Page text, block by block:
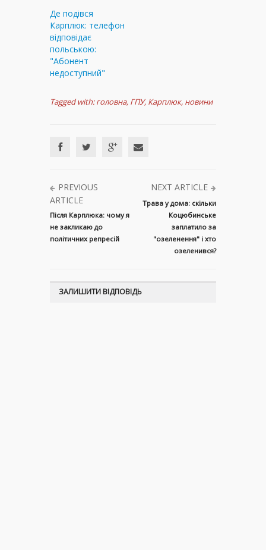
Де подівся
Карплюк: телефон
відповідає
польською:
"Абонент
недоступний"
Tagged with: головна, ГПУ, Карплюк, новини
PREVIOUS
ARTICLE
Після Карплюка: чому я
не закликаю до
політичних репресій
NEXT ARTICLE
Трава у дома: скільки
Коцюбинське
заплатило за
"озеленення" і хто
озеленився?
ЗАЛИШИТИ ВІДПОВІДЬ